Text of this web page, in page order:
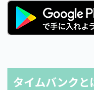
タイムバンクと